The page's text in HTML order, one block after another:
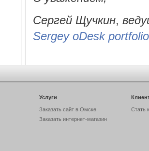
Сергей Щучкин,
Sergey oDesk portfolio
Услуги
Заказать сайт в Омске
Заказать интернет-магазин
Стать